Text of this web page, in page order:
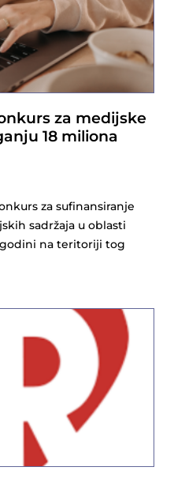
za medijske
18 miliona
za sufinansiranje
sadržaja u oblasti
na teritoriji tog